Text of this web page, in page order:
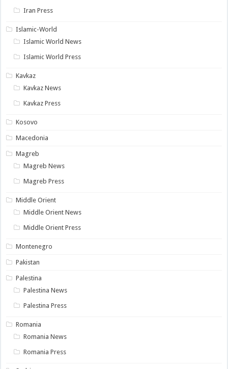
Iran Press
Islamic-World
Islamic World News
Islamic World Press
Kavkaz
Kavkaz News
Kavkaz Press
Kosovo
Macedonia
Magreb
Magreb News
Magreb Press
Middle Orient
Middle Orient News
Middle Orient Press
Montenegro
Pakistan
Palestina
Palestina News
Palestina Press
Romania
Romania News
Romania Press